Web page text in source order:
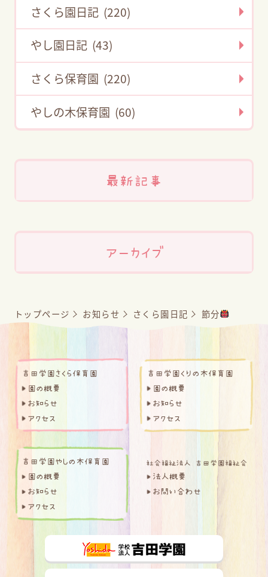
さくら園日記 (220)
やし園日記 (43)
さくら保育園 (220)
やしの木保育園 (60)
最新記事
アーカイブ
トップページ お知らせ さくら園日記 節分
吉田学園さくら保育園
園の概要
お知らせ
アクセス
吉田学園くりの木保育園
園の概要
お知らせ
アクセス
吉田学園やしの木保育園
園の概要
お知らせ
アクセス
法人概要
お問い合わせ